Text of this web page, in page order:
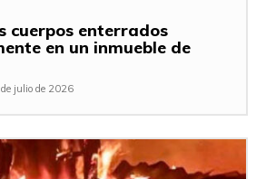
cuerpos enterrados
en un inmueble de
julio de 2026